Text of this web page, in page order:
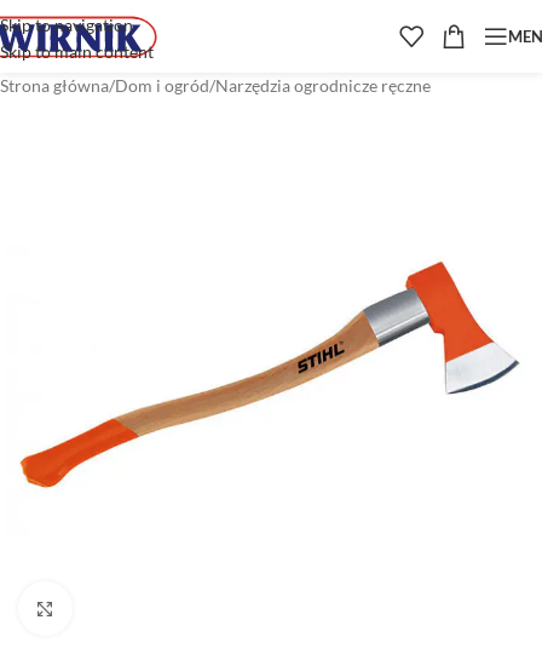
Skip to navigation
Skip to main content
Strona główna/Dom i ogród/Narzędzia ogrodnicze ręczne